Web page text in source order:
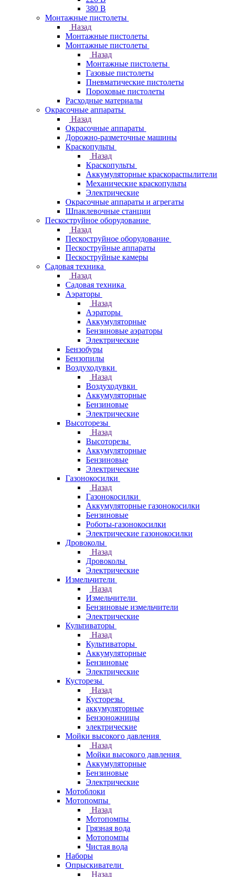
380 В
Монтажные пистолеты
Назад
Монтажные пистолеты
Монтажные пистолеты
Назад
Монтажные пистолеты
Газовые пистолеты
Пневматические пистолеты
Пороховые пистолеты
Расходные материалы
Окрасочные аппараты
Назад
Окрасочные аппараты
Дорожно-разметочные машины
Краскопульты
Назад
Краскопульты
Аккумуляторные краскораспылители
Механические краскопульты
Электрические
Окрасочные аппараты и агрегаты
Шпаклевочные станции
Пескоструйное оборудование
Назад
Пескоструйное оборудование
Пескоструйные аппараты
Пескоструйные камеры
Садовая техника
Назад
Садовая техника
Аэраторы
Назад
Аэраторы
Аккумуляторные
Бензиновые аэраторы
Электрические
Бензобуры
Бензопилы
Воздуходувки
Назад
Воздуходувки
Аккумуляторные
Бензиновые
Электрические
Высоторезы
Назад
Высоторезы
Аккумуляторные
Бензиновые
Электрические
Газонокосилки
Назад
Газонокосилки
Аккумуляторные газонокосилки
Бензиновые
Роботы-газонокосилки
Электрические газонокосилки
Дровоколы
Назад
Дровоколы
Электрические
Измельчители
Назад
Измельчители
Бензиновые измельчители
Электрические
Культиваторы
Назад
Культиваторы
Аккумуляторные
Бензиновые
Электрические
Кусторезы
Назад
Кусторезы
аккумуляторные
Бензоножницы
электрические
Мойки высокого давления
Назад
Мойки высокого давления
Аккумуляторные
Бензиновые
Электрические
Мотоблоки
Мотопомпы
Назад
Мотопомпы
Грязная вода
Мотопомпы
Чистая вода
Наборы
Опрыскиватели
Назад